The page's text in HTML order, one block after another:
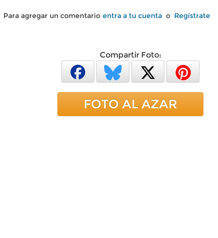
Para agregar un comentario entra a tu cuenta o Regístrate
Compartir Foto:
FOTO AL AZAR